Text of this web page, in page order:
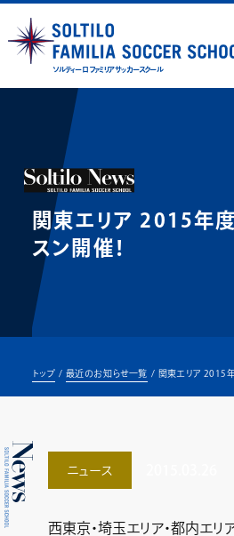
ソルティーロ ファミリア サッカースクール
関東エリア 2015年
スン開催！
トップ 最近のお知らせ一覧 関東エリア 2015
ニュース
西東京・埼玉エリア・都内エリ